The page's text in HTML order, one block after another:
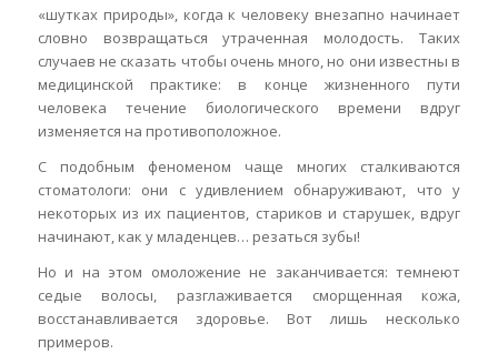
«шутках природы», когда к человеку внезапно начинает
словно возвращаться утраченная молодость. Таких
случаев не сказать чтобы очень много, но они известны в
медицинской практике: в конце жизненного пути
человека течение биологического времени вдруг
изменяется на противоположное.
С подобным феноменом чаще многих сталкиваются
стоматологи: они с удивлением обнаруживают, что у
некоторых из их пациентов, стариков и старушек, вдруг
начинают, как у младенцев… резаться зубы!
Но и на этом омоложение не заканчивается: темнеют
седые волосы, разглаживается сморщенная кожа,
восстанавливается здоровье. Вот лишь несколько
примеров.